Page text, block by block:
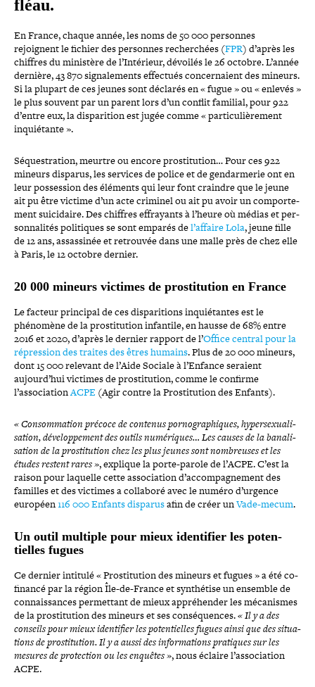
fléau.
En France, chaque année, les noms de 50 000 personnes
rejoignent le fichier des personnes recher­chées (FPR) d’après les
chiffres du ministère de l’Intérieur, dévoilés le 26 octobre. L’année
dernière, 43 870 signa­le­ments effectués concer­naient des mineurs.
Si la plupart de ces jeunes sont déclarés en « fugue » ou « enlevés »
le plus souvent par un parent lors d’un conflit familial, pour 922
d’entre eux, la dis­pa­ri­tion est jugée comme « par­ti­cu­liè­re­ment
inquié­tante ».
Séquestration, meurtre ou encore pros­ti­tu­tion… Pour ces 922
mineurs disparus, les services de police et de gen­dar­me­rie ont en
leur pos­ses­sion des éléments qui leur font craindre que le jeune
ait pu être victime d’un acte criminel ou ait pu avoir un com­por­te­
ment sui­ci­daire. Des chiffres effrayants à l’heure où médias et per­
son­na­li­tés poli­tiques se sont emparés del’affaire Lola, jeune fille
de 12 ans, assas­si­née et retrouvée dans une malle près de chez elle
à Paris, le 12 octobre dernier.
20 000 mineurs victimes de pros­ti­tu­tion en France
Le facteur principal de ces dis­pa­ri­tions inquié­tantes est le
phénomène de la pros­ti­tu­tion infantile, en hausse de 68% entre
2016 et 2020, d’après le dernier rapport de l’Office central pour la
répres­sion des traites des êtres humains. Plus de 20 000 mineurs,
dont 15 000 relevant de l’Aide Sociale à l’Enfance seraient
aujourd’hui victimes de pros­ti­tu­tion, comme le confirme
l’associationACPE (Agir contre la Prostitution des Enfants).
« Consommation précoce de contenus por­no­gra­phiques, hyper­sexua­li­
sa­tion, déve­lop­pe­ment des outils numé­riques… Les causes de la bana­li­
sa­tion de la pros­ti­tu­tion chez les plus jeunes sont nom­breuses et les
études restent rares », explique la porte-​parole de l’ACPE. C’est la
raison pour laquelle cette asso­cia­tion d’accompagnement des
familles et des victimes a collaboré avec le numéro d’urgence
européen116 000 Enfants disparusafin de créer unVade-​mecum.
Un outil multiple pour mieux iden­ti­fier les poten­
tielles fugues
Ce dernier intitulé « Prostitution des mineurs et fugues » a été co-​
financé par la région Île-​de-​France et syn­thé­tise un ensemble de
connais­sances per­met­tant de mieux appré­hen­der les méca­nismes
de la pros­ti­tu­tion des mineurs et ses consé­quences.« Il y a des
conseils pour mieux iden­ti­fier les poten­tielles fugues ainsi que des situa­
tions de pros­ti­tu­tion. Il y a aussi des infor­ma­tions pratiques sur les
mesures de pro­tec­tion ou les enquêtes », nous éclaire l’association
ACPE.